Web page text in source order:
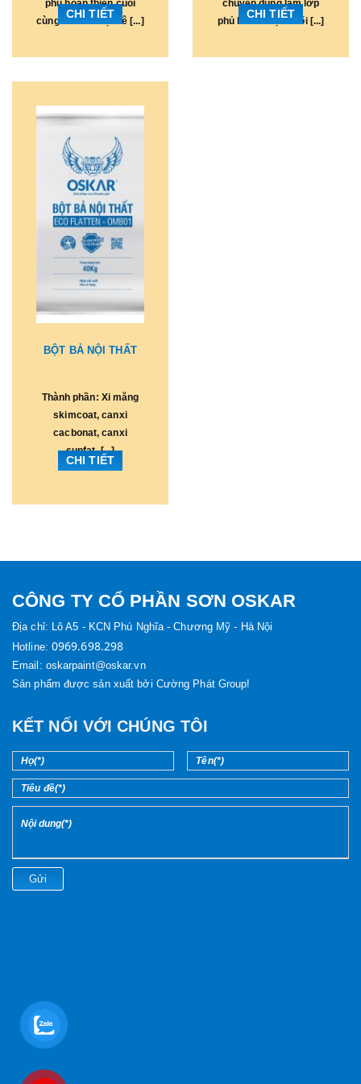
phủ hoàn thiện cuối
cùng cho bề mặt bê [...]
CHI TIẾT
chuyên dùng làm lớp
phủ hoàn thiện cuối [...]
CHI TIẾT
BỘT BẢ NỘI THẤT
Thành phần: Xi măng
skimcoat, canxi
cacbonat, canxi
sunfat, [...]
CHI TIẾT
CÔNG TY CỔ PHẦN SƠN OSKAR
Địa chỉ:
Lô A5 - KCN Phú Nghĩa - Chương Mỹ - Hà Nội
Hotline: 0969.698.298
Email: oskarpaint@oskar.vn
Sản phẩm được sản xuất bởi Cường Phát Group!
KẾT NỐI VỚI CHÚNG TÔI
Gửi